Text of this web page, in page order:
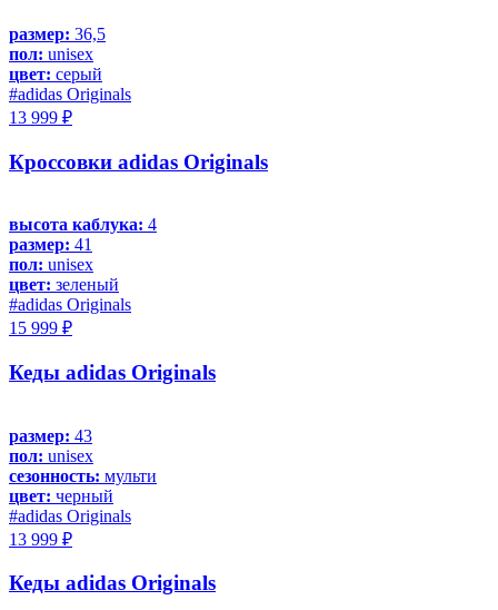
размер: 36,5
пол: unisex
цвет: серый
#adidas Originals
13 999 ₽
Кроссовки adidas Originals
высота каблука: 4
размер: 41
пол: unisex
цвет: зеленый
#adidas Originals
15 999 ₽
Кеды adidas Originals
размер: 43
пол: unisex
сезонность: мульти
цвет: черный
#adidas Originals
13 999 ₽
Кеды adidas Originals